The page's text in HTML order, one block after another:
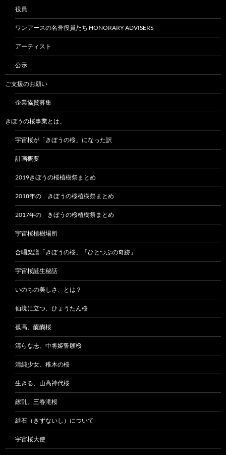
役員
ワンアースの名誉役員たち HONORARY ADVISERS
アーティスト
公示
ご支援のお願い
企業協賛募集
きぼうの桜事業とは、
宇宙桜が「きぼうの桜」になった訳
計画概要
2019きぼうの桜植樹祭まとめ
2018年の きぼうの桜植樹祭まとめ
2017年の きぼうの桜植樹祭まとめ
宇宙桜植樹場所
合唱楽譜「きぼうの桜」「ひとつぶの奇跡」
宇宙桜誕生秘話
いのちの美しさ、とは？
仙境に立つ、ひょうたん桜
孤高、醍醐桜
清らな志、中将姫誓願桜
清純少女、稚木の桜
生きる、山高神代桜
繚乱、三春滝桜
紲石（きずないし）について
宇宙桜大使